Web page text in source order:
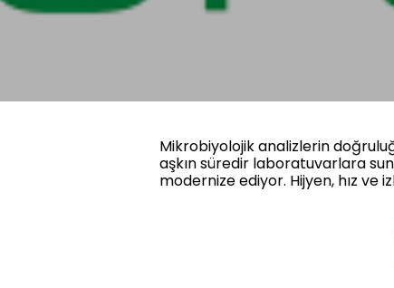
Mikrobiyolojik analizlerin
aşkın süredir laboratuvarlara
modernize ediyor. Hijyen, hız ve